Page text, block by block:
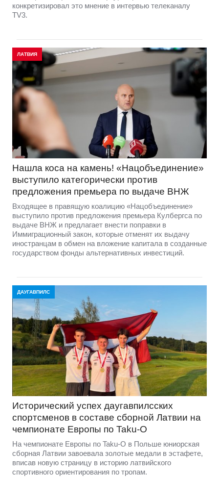
конкретизировал это мнение в интервью телеканалу
TV3.
ЛАТВИЯ
Нашла коса на камень! «Нацобъединение»
выступило категорически против
предложения премьера по выдаче ВНЖ
Входящее в правящую коалицию «Нацобъединение»
выступило против предложения премьера Кулбергса по
выдаче ВНЖ и предлагает внести поправки в
Иммиграционный закон, которые отменят их выдачу
иностранцам в обмен на вложение капитала в созданные
государством фонды альтернативных инвестиций.
ДАУГАВПИЛС
Исторический успех даугавпилсских
спортсменов в составе сборной Латвии на
чемпионате Европы по Taku-O
На чемпионате Европы по Taku-O в Польше юниорская
сборная Латвии завоевала золотые медали в эстафете,
вписав новую страницу в историю латвийского
спортивного ориентирования по тропам.